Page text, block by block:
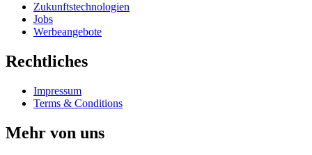
Zukunftstechnologien
Jobs
Werbeangebote
Rechtliches
Impressum
Terms & Conditions
Mehr von uns